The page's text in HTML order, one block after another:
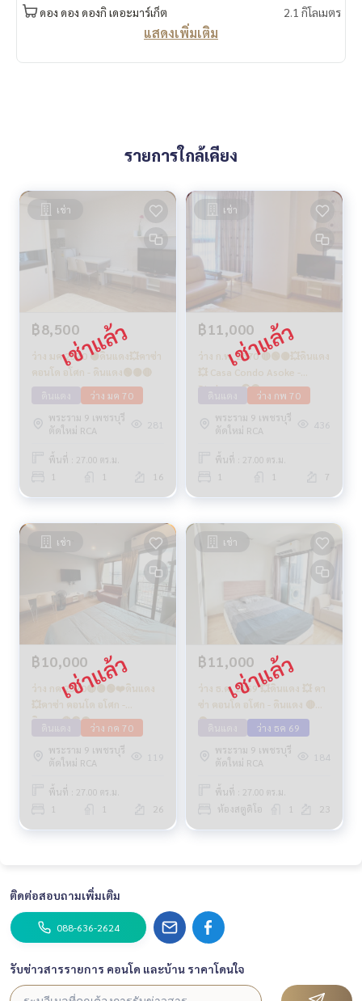
ดอง ดอง ดองกิ เดอะมาร์เก็ต
2.1 กิโลเมตร
แสดงเพิ่มเติม
รายการใกล้เคียง
เช่า
฿8,500
ว่าง มค 2570 🟡ดินแดง💥คาซ่า
คอนโด อโศก - ดินแดง🟢🟡🔴
ว่าง มค 70
พระราม 9 เพชรบุรี
ตัดใหม่ RCA
281
พื้นที่ : 27.00 ตร.ม.
1 1 16
เช่า
฿11,000
ว่าง ก.พ. 2570 🔴🟢🟡💥ดินแดง
💥 Casa Condo Asoke -
Dindaeng🟢🟡
ว่าง กพ 70
พระราม 9 เพชรบุรี
ตัดใหม่ RCA
436
พื้นที่ : 27.00 ตร.ม.
1 1 7
เช่า
฿10,000
ว่าง กค 2570🔴🟡🟢❤️ดินแดง
💥คาซ่า คอนโด อโศก -
ดินแดง🔴🟢🟡
ว่าง กค 70
พระราม 9 เพชรบุรี
ตัดใหม่ RCA
119
พื้นที่ : 27.00 ตร.ม.
1 1 26
เช่า
฿11,000
ว่าง ธ.ค. 2569 💥ดินแดง 💥 คา
ซ่า คอนโด อโศก - ดินแดง 🔴🟢
🟡
ว่าง ธค 69
พระราม 9 เพชรบุรี
ตัดใหม่ RCA
184
พื้นที่ : 27.00 ตร.ม.
ห้องสตูดิโอ 1 23
ติดต่อสอบถามเพิ่มเติม
088-636-2624
รับข่าวสารรายการ คอนโด และบ้าน ราคาโดนใจ